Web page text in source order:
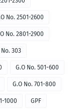
No. 2501-2600
No. 2801-2900
No. 303
G.O No. 501-600
G.O No. 701-800
1000 GPF